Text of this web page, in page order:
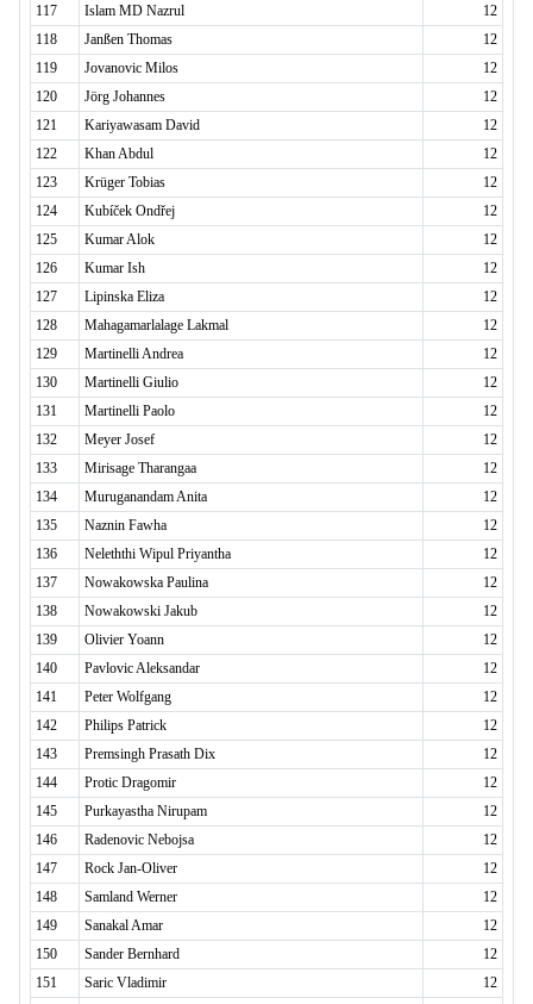
117
Islam MD Nazrul
12
118
Janßen Thomas
12
119
Jovanovic Milos
12
120
Jörg Johannes
12
121
Kariyawasam David
12
122
Khan Abdul
12
123
Krüger Tobias
12
124
Kubíček Ondřej
12
125
Kumar Alok
12
126
Kumar Ish
12
127
Lipinska Eliza
12
128
Mahagamarlalage Lakmal
12
129
Martinelli Andrea
12
130
Martinelli Giulio
12
131
Martinelli Paolo
12
132
Meyer Josef
12
133
Mirisage Tharangaa
12
134
Muruganandam Anita
12
135
Naznin Fawha
12
136
Neleththi Wipul Priyantha
12
137
Nowakowska Paulina
12
138
Nowakowski Jakub
12
139
Olivier Yoann
12
140
Pavlovic Aleksandar
12
141
Peter Wolfgang
12
142
Philips Patrick
12
143
Premsingh Prasath Dix
12
144
Protic Dragomir
12
145
Purkayastha Nirupam
12
146
Radenovic Nebojsa
12
147
Rock Jan-Oliver
12
148
Samland Werner
12
149
Sanakal Amar
12
150
Sander Bernhard
12
151
Saric Vladimir
12